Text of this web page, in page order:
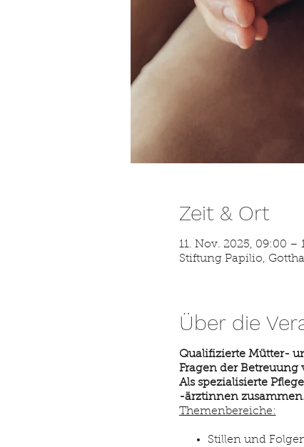
Zeit & Ort
11. Nov. 2025, 09:00 –
Stiftung Papilio,
Über die
Qualifizierte Mütter-
Fragen der
Als spezialisierte
-ärztinnen zusammen.
Themenbereiche:
Stillen und